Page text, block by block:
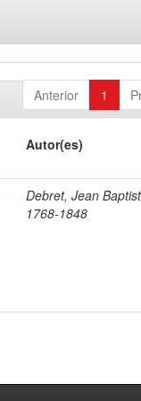
Anterior 1
Autor(es)
Debret, Jean
1768-1848